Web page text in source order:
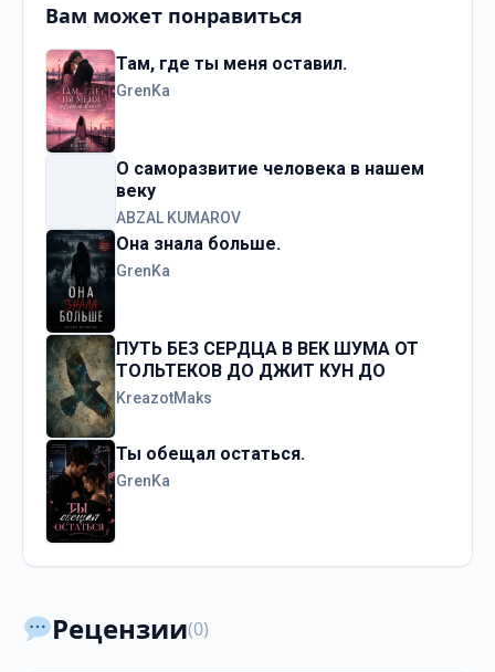
Вам может понравиться
Там, где ты меня оставил.
GrenKa
О саморазвитие человека в нашем
веку
ABZAL KUMAROV
Она знала больше.
GrenKa
ПУТЬ БЕЗ СЕРДЦА В ВЕК ШУМА ОТ
ТОЛЬТЕКОВ ДО ДЖИТ КУН ДО
KreazotMaks
Ты обещал остаться.
GrenKa
Рецензии(0)